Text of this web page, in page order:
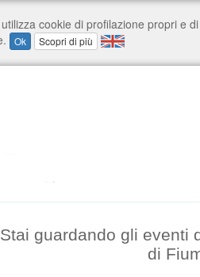
Stai guardando gli eventi
di